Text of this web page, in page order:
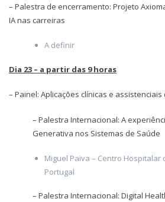
– Palestra de encerramento: Projeto
IA nas carreiras
A definir
Dia 23 – a partir das 9 horas
– Painel: Aplicações clínicas e
– Palestra Internacional: A
Generativa nos Sistemas de Saúde
Miguel Paiva – Centro Hospitalar
Portugal
– Palestra Internacional: Digital